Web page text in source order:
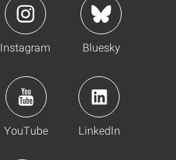
Instagram Bluesky
YouTube LinkedIn